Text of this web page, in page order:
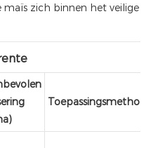
maïs zich binnen het veilige
Toepassingsmethode